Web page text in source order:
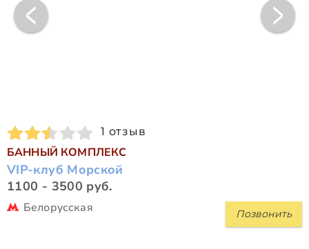
1 отзыв
БАННЫЙ КОМПЛЕКС
VIP-клуб Морской
1100 - 3500 руб.
Позвонить
Белорусская